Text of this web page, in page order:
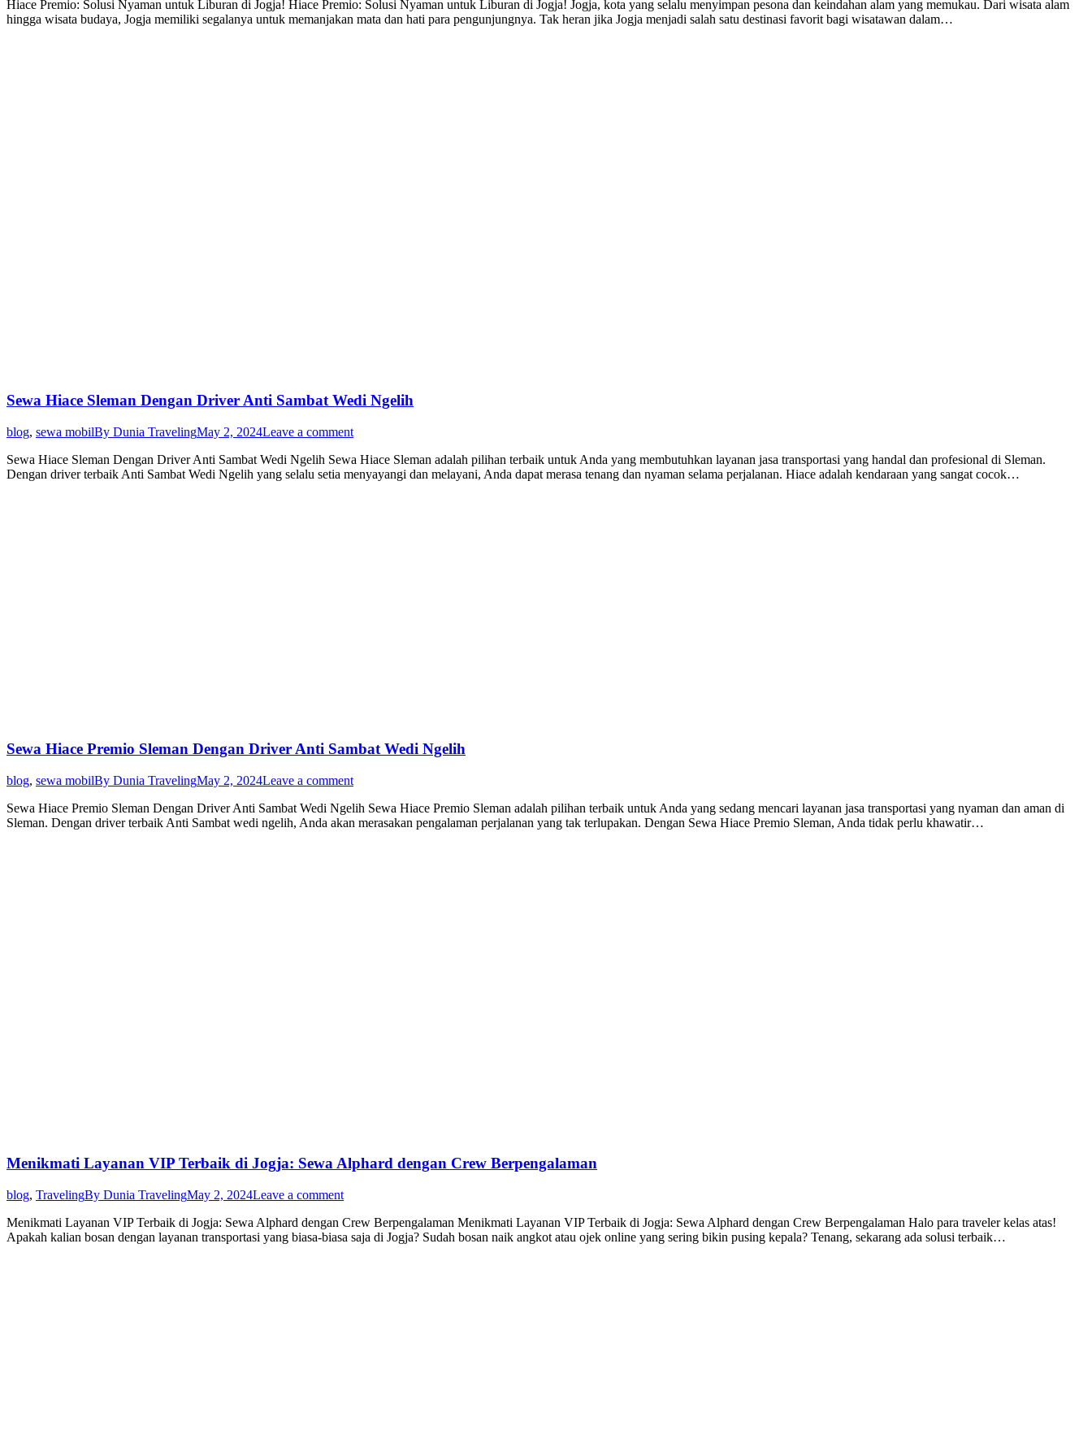
Hiace Premio: Solusi Nyaman untuk Liburan di Jogja! Hiace Premio: Solusi Nyaman untuk Liburan di Jogja! Jogja, kota yang selalu menyimpan pesona dan keindahan alam yang memukau. Dari wisata alam
hingga wisata budaya, Jogja memiliki segalanya untuk memanjakan mata dan hati para pengunjungnya. Tak heran jika Jogja menjadi salah satu destinasi favorit bagi wisatawan dalam…
Sewa Hiace Sleman Dengan Driver Anti Sambat Wedi Ngelih
blog, sewa mobilBy Dunia TravelingMay 2, 2024Leave a comment
Sewa Hiace Sleman Dengan Driver Anti Sambat Wedi Ngelih Sewa Hiace Sleman adalah pilihan terbaik untuk Anda yang membutuhkan layanan jasa transportasi yang handal dan profesional di Sleman.
Dengan driver terbaik Anti Sambat Wedi Ngelih yang selalu setia menyayangi dan melayani, Anda dapat merasa tenang dan nyaman selama perjalanan. Hiace adalah kendaraan yang sangat cocok…
Sewa Hiace Premio Sleman Dengan Driver Anti Sambat Wedi Ngelih
blog, sewa mobilBy Dunia TravelingMay 2, 2024Leave a comment
Sewa Hiace Premio Sleman Dengan Driver Anti Sambat Wedi Ngelih Sewa Hiace Premio Sleman adalah pilihan terbaik untuk Anda yang sedang mencari layanan jasa transportasi yang nyaman dan aman di
Sleman. Dengan driver terbaik Anti Sambat wedi ngelih, Anda akan merasakan pengalaman perjalanan yang tak terlupakan. Dengan Sewa Hiace Premio Sleman, Anda tidak perlu khawatir…
Menikmati Layanan VIP Terbaik di Jogja: Sewa Alphard dengan Crew Berpengalaman
blog, TravelingBy Dunia TravelingMay 2, 2024Leave a comment
Menikmati Layanan VIP Terbaik di Jogja: Sewa Alphard dengan Crew Berpengalaman Menikmati Layanan VIP Terbaik di Jogja: Sewa Alphard dengan Crew Berpengalaman Halo para traveler kelas atas!
Apakah kalian bosan dengan layanan transportasi yang biasa-biasa saja di Jogja? Sudah bosan naik angkot atau ojek online yang sering bikin pusing kepala? Tenang, sekarang ada solusi terbaik…